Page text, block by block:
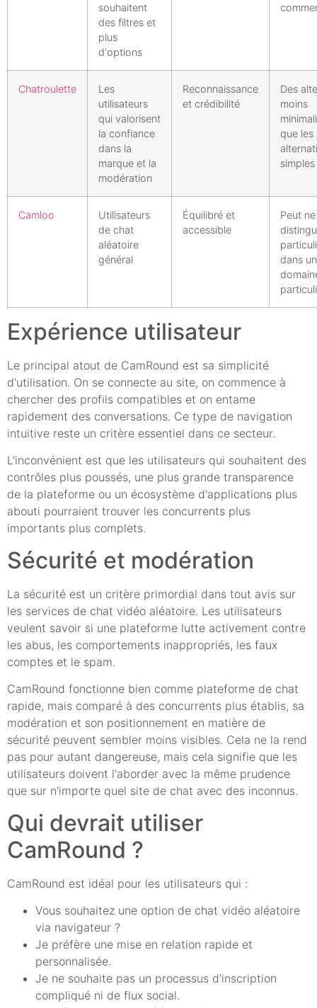
souhaitent
des filtres et
plus
d'options
Chatroulette
Les
utilisateurs
qui valorisent
la confiance
dans la
marque et la
modération
Reconnaissance
et crédibilité
Des
moins
que les
simples
Camloo
Utilisateurs
de chat
aléatoire
général
Équilibré et
accessible
Peut
dans un
Expérience utilisateur
Le principal atout de CamRound est sa simplicité
d'utilisation. On se connecte au site, on commence à
chercher des profils compatibles et on entame
rapidement des conversations. Ce type de navigation
intuitive reste un critère essentiel dans ce secteur.
L'inconvénient est que les utilisateurs qui souhaitent des
contrôles plus poussés, une plus grande transparence
de la plateforme ou un écosystème d'applications plus
abouti pourraient trouver les concurrents plus
importants plus complets.
Sécurité et modération
La sécurité est un critère primordial dans tout avis sur
les services de chat vidéo aléatoire. Les utilisateurs
veulent savoir si une plateforme lutte activement contre
les abus, les comportements inappropriés, les faux
comptes et le spam.
CamRound fonctionne bien comme plateforme de chat
rapide, mais comparé à des concurrents plus établis, sa
modération et son positionnement en matière de
sécurité peuvent sembler moins visibles. Cela ne la rend
pas pour autant dangereuse, mais cela signifie que les
utilisateurs doivent l'aborder avec la même prudence
que sur n'importe quel site de chat avec des inconnus.
Qui devrait utiliser
CamRound ?
CamRound est idéal pour les utilisateurs qui :
Vous souhaitez une option de chat vidéo aléatoire
via navigateur ?
Je préfère une mise en relation rapide et
personnalisée.
Je ne souhaite pas un processus d'inscription
compliqué ni de flux social.